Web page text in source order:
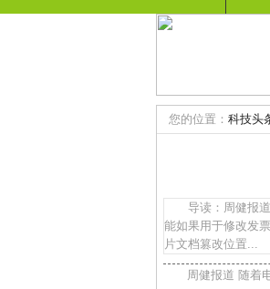
您的位置： 科技头
导读：周健报道
能如果用于修改发
片文档篡改位置...
周健报道 随着